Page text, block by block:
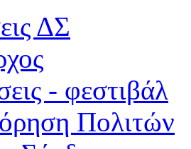
ΔΣ
- φεστιβάλ
Πολιτών